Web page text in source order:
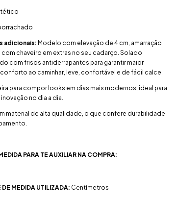
adicionais: Modelo com elevação de 4 cm, amarração
com chaveiro em extras no seu cadarço. Solado
com frisos antiderrapantes para garantir maior
conforto ao caminhar, leve, confortável e de fácil calce.
para compor looks em dias mais modernos, ideal para
no dia a dia.
material de alta qualidade, o que confere durabilidade
PARA TE AUXILIAR NA COMPRA:
DE MEDIDA UTILIZADA: Centímetros